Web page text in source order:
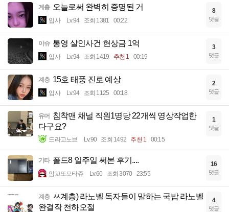
계층 오늘로써 완벽히 증명된 거
입사 Lv.94 조회 1381 00:22
8
댓글
이슈 통영 살인사건 현상금 1억
입사 Lv.94 조회 1419 추천 1 00:19
3
댓글
계층 15호 태풍 진로 예상
입사 Lv.94 조회 1125 00:18
2
댓글
유머 침착맨 채널 직원1명당 22개씩 영상작업한
다구요?
드라고노브 Lv.90 조회 1492 추천 1 00:15
1
댓글
기타 폴드8 일주일 써본 후기....
암꼬또모타쥬 Lv.60 조회 3070 23:55
16
댓글
계층 ㅆ계층) 라노벨 독자들이 말하는 국밥 라노벨
완결작 천하오절
4
댓글